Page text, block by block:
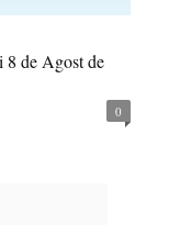
8 de Agost de
0